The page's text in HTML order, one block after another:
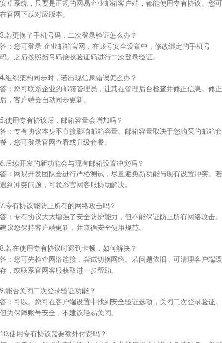
安卓系统，只要是正规的网易企业邮箱客户端，都能使用专有协议。您可
在官网下载对应版本。
3.若更换了手机号码，二次登录验证怎么办？
答：您可登录 企业邮箱官网，在账号安全设置中，修改绑定的手机号
码。之后按照新号码接收验证码进行二次登录验证。
4.组织架构同步时，若出现信息错误怎么办？
答：您可联系企业的邮箱管理员，让其在管理后台检查并修正信息。修正
后，客户端会自动同步更新。
5.使用专有协议后，邮箱容量会增加吗？
答：专有协议本身不直接影响邮箱容量。邮箱容量取决于您购买的邮箱套
餐，您可登录官网查看或升级套餐。
6.后续开发的新功能会与现有邮箱设置冲突吗？
答：网易开发团队会进行严格测试，尽量避免新功能与现有设置冲突。若
遇到冲突问题，可联系官网客服协助解决。
7.专有协议能防止所有的网络攻击吗？
答：专有协议大大增强了安全防护能力，但不能保证防止所有网络攻击。
建议您保持客户端更新，并遵循安全使用规范。
8.若在使用专有协议时遇到卡顿，如何解决？
答：您可先检查网络连接，尝试切换网络。若问题依旧，可清理客户端缓
存，或联系官网客服获取进一步帮助。
9.能否关闭二次登录验证功能？
答：可以。您可在客户端设置中找到安全验证选项，关闭二次登录验证。
但为保障账号安全，不建议轻易关闭。
10.使用专有协议需要额外付费吗？